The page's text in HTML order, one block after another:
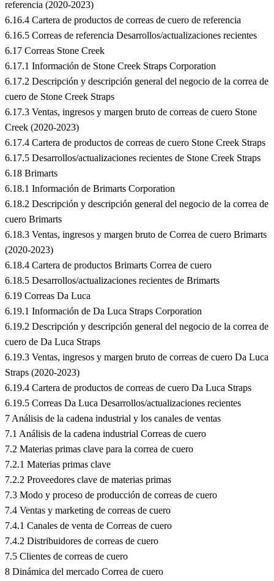
referencia (2020-2023)
6.16.4 Cartera de productos de correas de cuero de referencia
6.16.5 Correas de referencia Desarrollos/actualizaciones recientes
6.17 Correas Stone Creek
6.17.1 Información de Stone Creek Straps Corporation
6.17.2 Descripción y descripción general del negocio de la correa de
cuero de Stone Creek Straps
6.17.3 Ventas, ingresos y margen bruto de correas de cuero Stone
Creek (2020-2023)
6.17.4 Cartera de productos de correas de cuero Stone Creek Straps
6.17.5 Desarrollos/actualizaciones recientes de Stone Creek Straps
6.18 Brimarts
6.18.1 Información de Brimarts Corporation
6.18.2 Descripción y descripción general del negocio de la correa de
cuero Brimarts
6.18.3 Ventas, ingresos y margen bruto de Correa de cuero Brimarts
(2020-2023)
6.18.4 Cartera de productos Brimarts Correa de cuero
6.18.5 Desarrollos/actualizaciones recientes de Brimarts
6.19 Correas Da Luca
6.19.1 Información de Da Luca Straps Corporation
6.19.2 Descripción y descripción general del negocio de la correa de
cuero de Da Luca Straps
6.19.3 Ventas, ingresos y margen bruto de correas de cuero Da Luca
Straps (2020-2023)
6.19.4 Cartera de productos de correas de cuero Da Luca Straps
6.19.5 Correas Da Luca Desarrollos/actualizaciones recientes
7 Análisis de la cadena industrial y los canales de ventas
7.1 Análisis de la cadena industrial Correas de cuero
7.2 Materias primas clave para la correa de cuero
7.2.1 Materias primas clave
7.2.2 Proveedores clave de materias primas
7.3 Modo y proceso de producción de correas de cuero
7.4 Ventas y marketing de correas de cuero
7.4.1 Canales de venta de Correas de cuero
7.4.2 Distribuidores de correas de cuero
7.5 Clientes de correas de cuero
8 Dinámica del mercado Correa de cuero